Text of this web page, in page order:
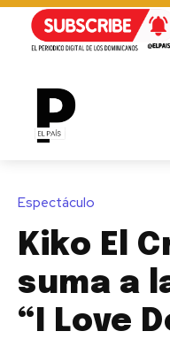
Espectáculo
Kiko El
suma a
“I Love